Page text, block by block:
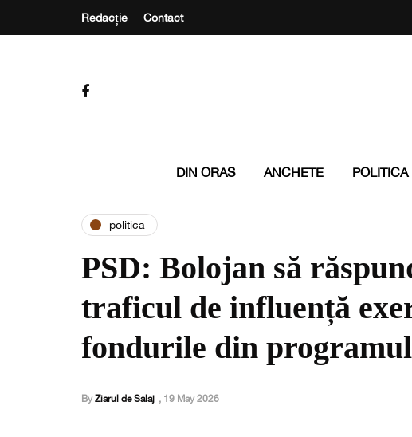
Redacție Contact
DIN ORAS ANCHETE POLITICA
politica
PSD: Bolojan să
traficul de influență
fondurile din
By Ziarul de Salaj , 19 May 2026